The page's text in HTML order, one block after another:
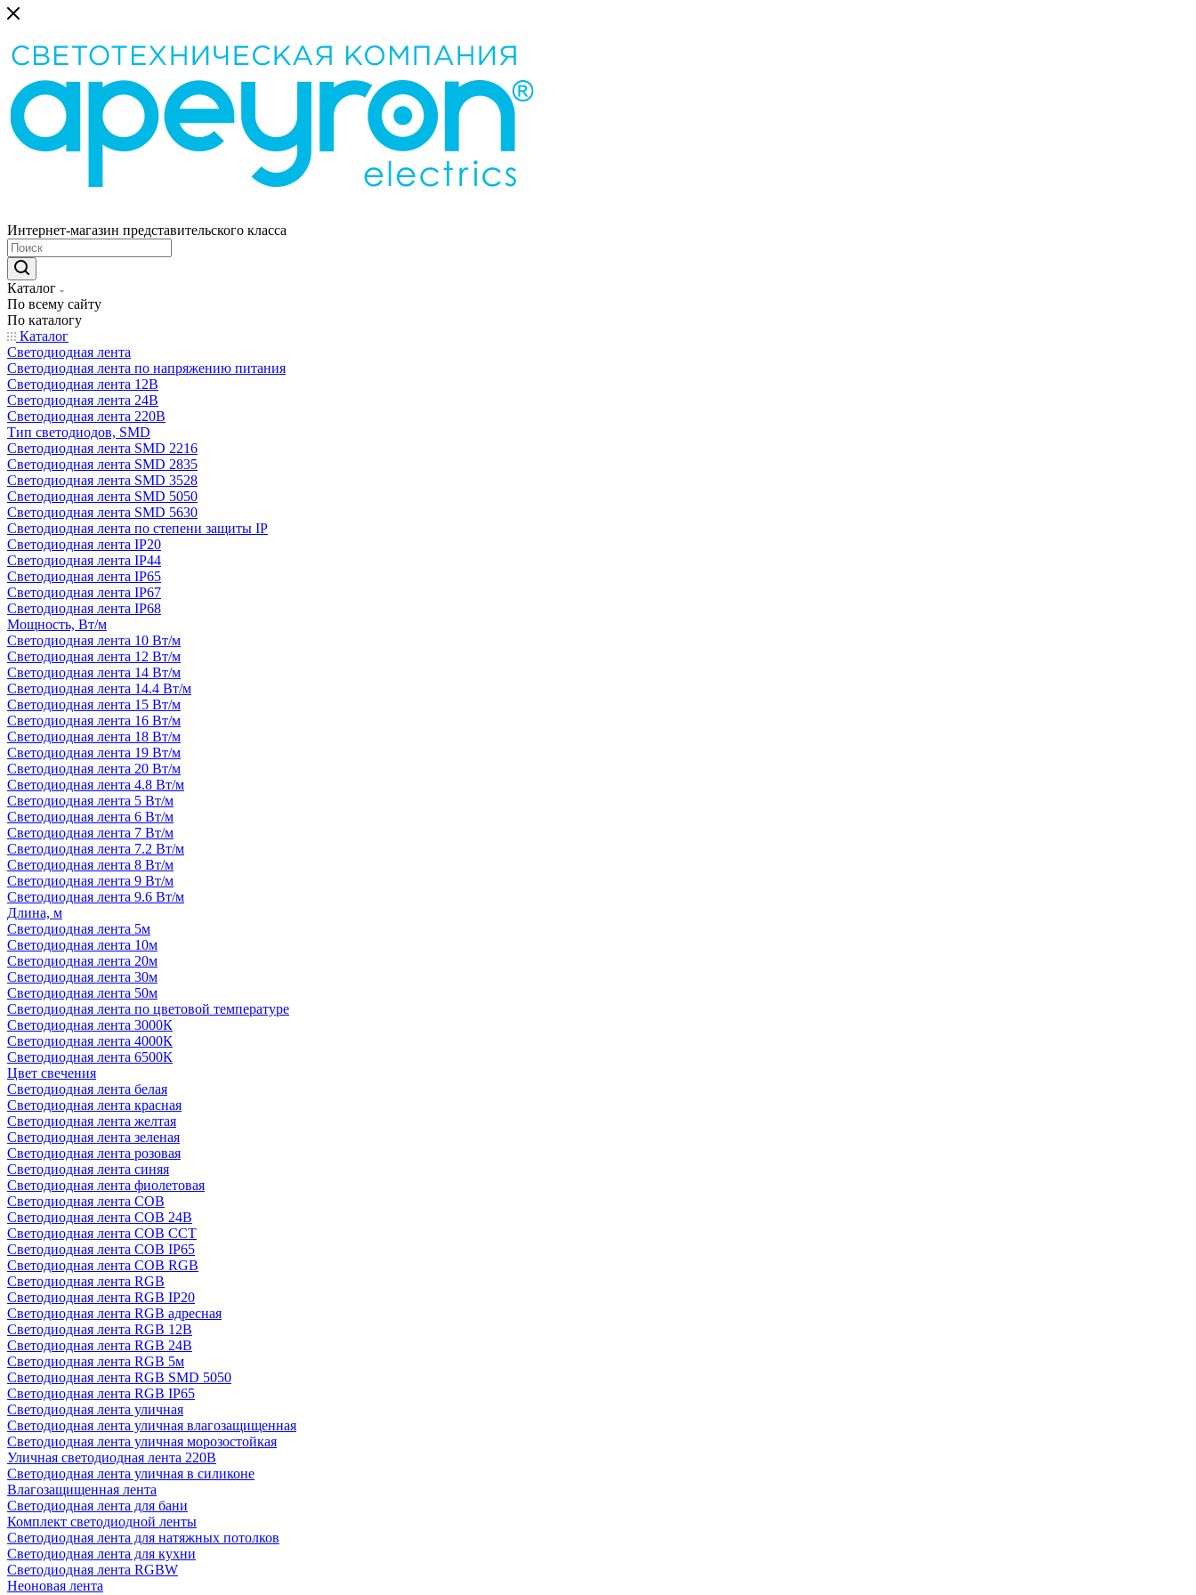
Интернет-магазин представительского класса
Каталог
По всему сайту
По каталогу
Каталог
Светодиодная лента
Светодиодная лента по напряжению питания
Светодиодная лента 12В
Светодиодная лента 24В
Светодиодная лента 220В
Тип светодиодов, SMD
Cветодиодная лента SMD 2216
Светодиодная лента SMD 2835
Светодиодная лента SMD 3528
Светодиодная лента SMD 5050
Светодиодная лента SMD 5630
Светодиодная лента по степени защиты IP
Светодиодная лента IP20
Светодиодная лента IP44
Светодиодная лента IP65
Светодиодная лента IP67
Светодиодная лента IP68
Мощность, Вт/м
Светодиодная лента 10 Вт/м
Светодиодная лента 12 Вт/м
Светодиодная лента 14 Вт/м
Светодиодная лента 14.4 Вт/м
Светодиодная лента 15 Вт/м
Светодиодная лента 16 Вт/м
Светодиодная лента 18 Вт/м
Светодиодная лента 19 Вт/м
Светодиодная лента 20 Вт/м
Светодиодная лента 4.8 Вт/м
Светодиодная лента 5 Вт/м
Светодиодная лента 6 Вт/м
Светодиодная лента 7 Вт/м
Светодиодная лента 7.2 Вт/м
Светодиодная лента 8 Вт/м
Светодиодная лента 9 Вт/м
Светодиодная лента 9.6 Вт/м
Длина, м
Светодиодная лента 5м
Светодиодная лента 10м
Светодиодная лента 20м
Светодиодная лента 30м
Светодиодная лента 50м
Светодиодная лента по цветовой температуре
Светодиодная лента 3000К
Светодиодная лента 4000К
Светодиодная лента 6500К
Цвет свечения
Светодиодная лента белая
Светодиодная лента красная
Светодиодная лента желтая
Светодиодная лента зеленая
Светодиодная лента розовая
Светодиодная лента синяя
Светодиодная лента фиолетовая
Светодиодная лента COB
Светодиодная лента COB 24В
Светодиодная лента COB CCT
Светодиодная лента COB IP65
Светодиодная лента COB RGB
Светодиодная лента RGB
Светодиодная лента RGB IP20
Светодиодная лента RGB адресная
Светодиодная лента RGB 12В
Светодиодная лента RGB 24В
Светодиодная лента RGB 5м
Светодиодная лента RGB SMD 5050
Светодиодная лента RGB IP65
Светодиодная лента уличная
Светодиодная лента уличная влагозащищенная
Светодиодная лента уличная морозостойкая
Уличная светодиодная лента 220В
Светодиодная лента уличная в силиконе
Влагозащищенная лента
Светодиодная лента для бани
Комплект светодиодной ленты
Светодиодная лента для натяжных потолков
Светодиодная лента для кухни
Светодиодная лента RGBW
Неоновая лента